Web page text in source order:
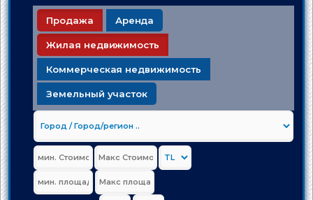
Продажа Аренда
Жилая недвижимость
Коммерческая недвижимость
Земельный участок